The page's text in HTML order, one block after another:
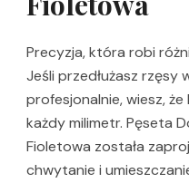
Precyzja, która robi
Jeśli przedłużasz rzęsy
profesjonalnie, wiesz,
każdy milimetr. Pęseta
Fioletowa została
chwytanie i